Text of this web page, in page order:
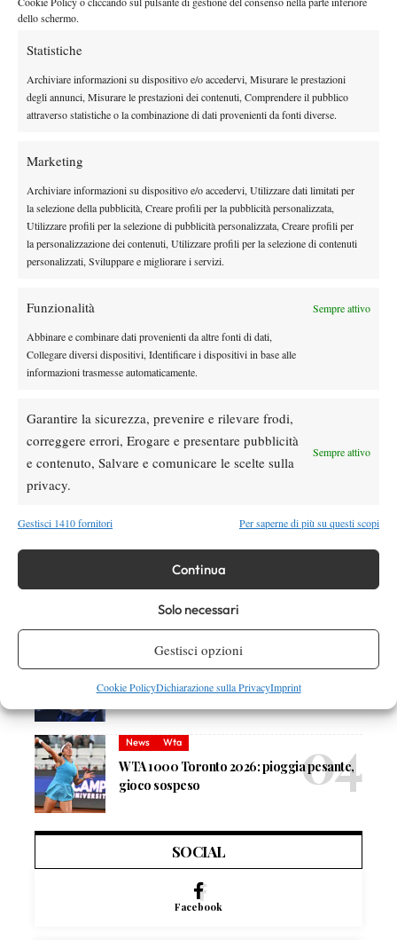
dello schermo.
Statistiche
Archiviare informazioni su dispositivo e/o accedervi, Misurare le prestazioni
degli annunci, Misurare le prestazioni dei contenuti, Comprendere il pubblico
attraverso statistiche o la combinazione di dati provenienti da fonti diverse.
Marketing
Archiviare informazioni su dispositivo e/o accedervi, Utilizzare dati limitati per
la selezione della pubblicità, Creare profili per la pubblicità personalizzata,
Utilizzare profili per la selezione di pubblicità personalizzata, Creare profili per
la personalizzazione dei contenuti, Utilizzare profili per la selezione di contenuti
personalizzati, Sviluppare e migliorare i servizi.
Funzionalità Sempre attivo
Abbinare e combinare dati provenienti da altre fonti di dati,
Collegare diversi dispositivi, Identificare i dispositivi in base alle
informazioni trasmesse automaticamente.
Garantire la sicurezza, prevenire e rilevare frodi,
correggere errori, Erogare e presentare pubblicità
e contenuto, Salvare e comunicare le scelte sulla
privacy.
Sempre attivo
Gestisci 1410 fornitori Per saperne di più su questi scopi
Continua
Solo necessari
Gestisci opzioni
Cookie PolicyDichiarazione sulla PrivacyImprint
potenzialità.
Chiudiamo con i prossimi programmi di Di Mauro: “
Croazia: sono fuori di 3-4 posti e potrei farcela. A settembre
dovrei entrare in un altro Atp a Bucarest e dopo vorrei provare,
terraiolo doc, non disdegno il cemento
Intervista realizzata da Alessandro Nizegorodcew e Matteo
Torrioli
Nessun commento
Devi essereconnessoper inviare un commento.
DI TENDENZA
Atp News
Arnaldi apre sul Centrale
rimonta Shang e vola agli ottavi
News
Masters 1000 Montreal 2026: medical time
out per Shang contro Darderi
News Wta
WTA 1000 Toronto 2026: pioggia pesante,
gioco sospeso
SOCIAL
Facebook